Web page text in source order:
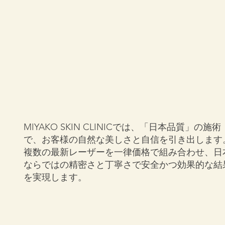
MIYAKO SKIN CLINICでは、「日本品質」の施術
で、お客様の自然な美しさと自信を引き出します
複数の最新レーザーを一律価格で組み合わせ、日
ならではの精密さと丁寧さで安全かつ効果的な結
を実現します。